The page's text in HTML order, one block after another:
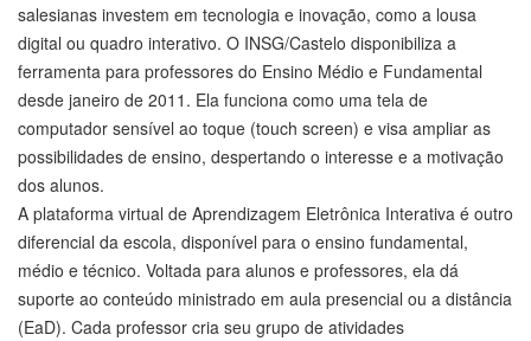
salesianas investem em tecnologia e inovação, como a lousa
digital ou quadro interativo. O INSG/Castelo disponibiliza a
ferramenta para professores do Ensino Médio e Fundamental
desde janeiro de 2011. Ela funciona como uma tela de
computador sensível ao toque (touch screen) e visa ampliar as
possibilidades de ensino, despertando o interesse e a motivação
dos alunos.
A plataforma virtual de Aprendizagem Eletrônica Interativa é outro
diferencial da escola, disponível para o ensino fundamental,
médio e técnico. Voltada para alunos e professores, ela dá
suporte ao conteúdo ministrado em aula presencial ou a distância
(EaD). Cada professor cria seu grupo de atividades